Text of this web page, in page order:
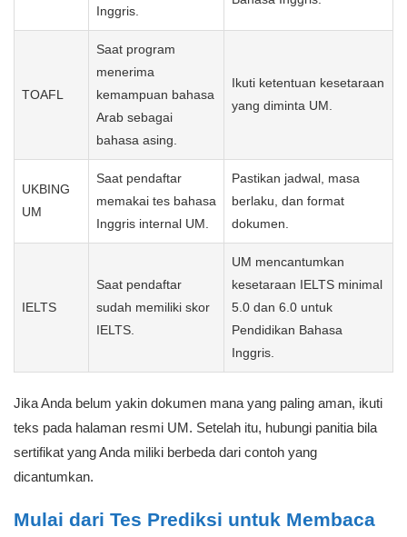
Inggris.
TOAFL
Saat program
menerima
kemampuan bahasa
Arab sebagai
bahasa asing.
Ikuti ketentuan kesetaraan
yang diminta UM.
UKBING
UM
Saat pendaftar
memakai tes bahasa
Inggris internal UM.
Pastikan jadwal, masa
berlaku, dan format
dokumen.
IELTS
Saat pendaftar
sudah memiliki skor
IELTS.
UM mencantumkan
kesetaraan IELTS minimal
5.0 dan 6.0 untuk
Pendidikan Bahasa
Inggris.
Jika Anda belum yakin dokumen mana yang paling aman, ikuti
teks pada halaman resmi UM. Setelah itu, hubungi panitia bila
sertifikat yang Anda miliki berbeda dari contoh yang
dicantumkan.
Mulai dari Tes Prediksi untuk Membaca